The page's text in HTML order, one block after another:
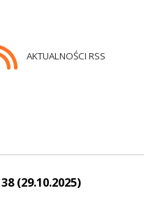
AKTUALNOŚCI RSS
(29.10.2025)